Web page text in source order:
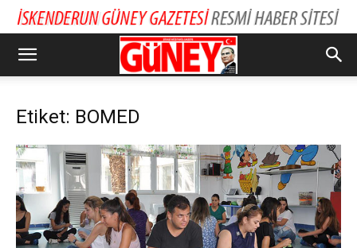
Etiket: BOMED